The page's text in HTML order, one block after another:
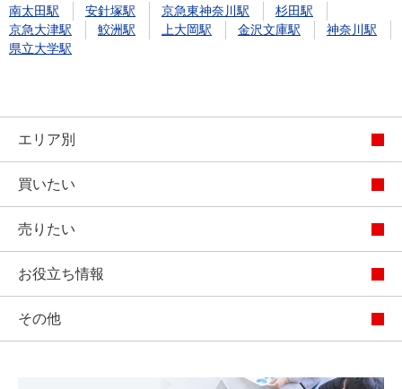
南太田駅
安針塚駅 京急東神奈川駅
杉田駅
京急大津駅
鮫洲駅 上大岡駅 金沢文庫駅
神奈川駅
県立大学駅
エリア別
買いたい
売りたい
お役立ち情報
その他